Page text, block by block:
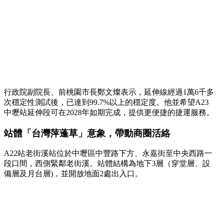
行政院副院長、前桃園市長鄭文燦表示，延伸線經過1萬6千多
次穩定性測試後，已達到99.7%以上的穩定度。他並希望A23
中壢站延伸段可在2028年如期完成，提供更便捷的捷運服務。
站體「台灣萍蓬草」意象，帶動商圈活絡
A22站老街溪站位於中壢區中豐路下方、永嘉街至中央西路一
段口間，西側緊鄰老街溪。站體結構為地下3層（穿堂層、設
備層及月台層)，並開放地面2處出入口。